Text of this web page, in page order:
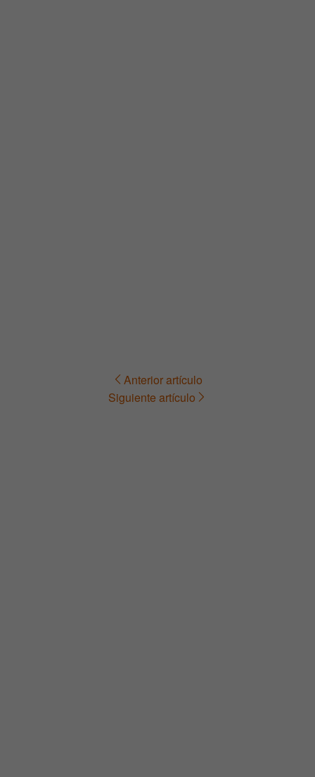
Navegación Anterior artículo
Siguiente artículo